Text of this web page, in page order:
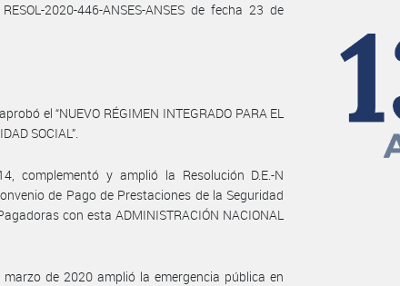
2020-446-ANSES-ANSES de fecha 23 de
el “NUEVO RÉGIMEN INTEGRADO PARA EL
SOCIAL”.
complementó y amplió la Resolución D.E.-N
de Pago de Prestaciones de la Seguridad
con esta ADMINISTRACIÓN NACIONAL
de 2020 amplió la emergencia pública en